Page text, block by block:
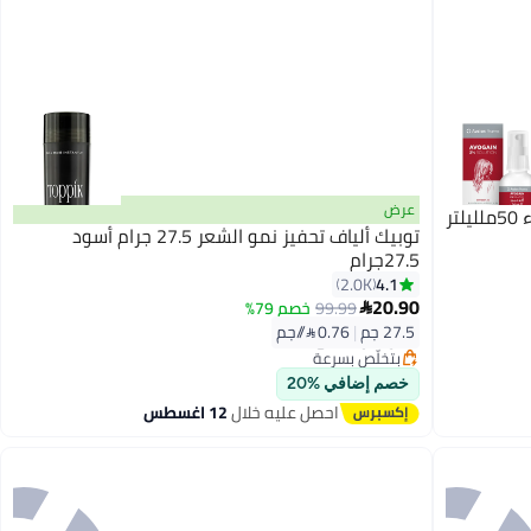
عرض
توبيك ألياف تحفيز نمو الشعر 27.5 جرام أسود
27.5جرام
4.1
2.0K
20.90
99.99 خصم 79%
27.5 جم |0.76 /⁨/جم⁩
#5 في معالجات تساقط الشعر
أقل سعر في 7 يوم
توصيل مجاني
بتخلّص بسرعة
تم بيع +720 مؤخرًا
#5 في معالجات تساقط الشعر
خصم إضافي %20
احصل عليه خلال12 اغسطس